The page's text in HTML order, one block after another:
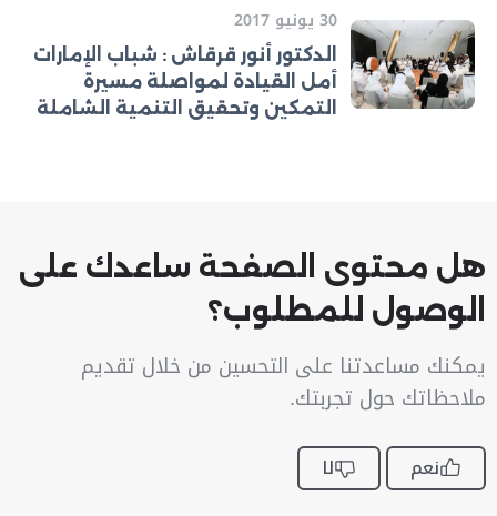
30 يونيو 2017
الدكتور أنور قرقاش : شباب الإمارات
أمل القيادة لمواصلة مسيرة
التمكين وتحقيق التنمية الشاملة
هل محتوى الصفحة ساعدك على
الوصول للمطلوب؟
يمكنك مساعدتنا على التحسين من خلال تقديم
ملاحظاتك حول تجربتك.
نعم لا